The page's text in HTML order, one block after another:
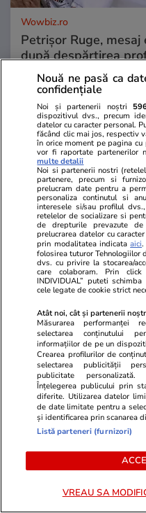
Wowbiz.ro
Petrișor Ruge,
după despărțirea
Andreea Bălan. Ce
fanilor
POLITIC
Politică
Primele nume pentru
premier tehnocrat au
avansate în
Varianta respinsă
Nicușor Dan
Politică
Cristian Tudor
măcar o Românie ajunsă
gubernie rusească nu
deranja”. Pe cine acuză
blochează PNRR
Nouă ne pasă ca
confidențiale
Noi și partenerii noștri
dispozitivul dvs., precum
datelor cu caracter personal.
făcând clic mai jos, respectiv
în orice moment pe pagina
vor fi raportate partenerilor
multe detalii
Noi si partenerii nostri
partenere, precum si
prelucram date pentru a
personaliza continutul si
interesele si/sau profilul
retelelor de socializare si
de drepturile prevazute
prelucrarea datelor cu
prin modalitatea indicataaici.
folosirea tuturor Tehnologiilor
dvs. cu privire la stocarea/
care colaboram. Prin click
INDIVIDUAL” puteti
cele legate de cookie strict
Atât noi, cât și partenerii
Măsurarea performanței
selectarea conținutului
informațiilor de pe un
Crearea profilurilor de
selectarea publicității
publicitate personalizată.
Înțelegerea publicului prin
diferite. Utilizarea datelor
de date limitate pentru a
și identificarea prin scanarea
Listă parteneri (furnizori)
VREAU SA